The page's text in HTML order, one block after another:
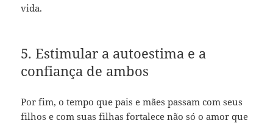
vida.
5. Estimular a autoestima e a
confiança de ambos
Por fim, o tempo que pais e mães passam com seus
filhos e com suas filhas fortalece não só o amor que